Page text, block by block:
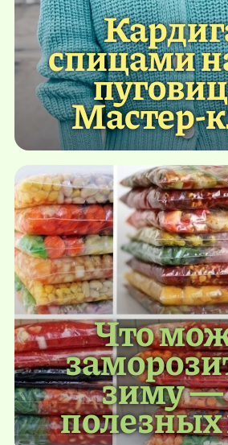
спицами
Мастер-
Что
зиму —